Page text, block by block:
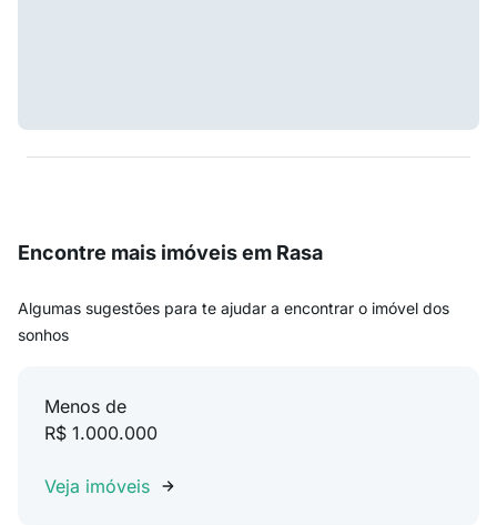
Encontre mais imóveis em Rasa
Algumas sugestões para te ajudar a encontrar o imóvel dos
sonhos
Menos de
R$ 1.000.000
Veja imóveis